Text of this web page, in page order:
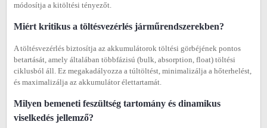
módosítja a kitöltési tényezőt.
Miért kritikus a töltésvezérlés járműrendszerekben?
A töltésvezérlés biztosítja az akkumulátorok töltési görbéjének pontos
betartását, amely általában többfázisú (bulk, absorption, float) töltési
ciklusból áll. Ez megakadályozza a túltöltést, minimalizálja a hőterhelést,
és maximalizálja az akkumulátor élettartamát.
Milyen bemeneti feszültség tartomány és dinamikus
viselkedés jellemző?